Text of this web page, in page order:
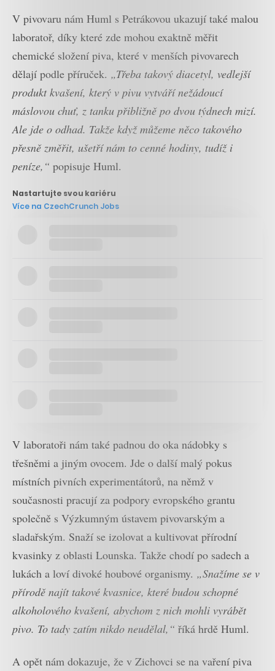
V pivovaru nám Huml s Petrákovou ukazují také malou
laboratoř, díky které zde mohou exaktně měřit
chemické složení piva, které v menších pivovarech
dělají podle příruček. „Třeba takový diacetyl, vedlejší
produkt kvašení, který v pivu vytváří nežádoucí
máslovou chuť, z tanku přibližně po dvou týdnech mizí.
Ale jde o odhad. Takže když můžeme něco takového
přesně změřit, ušetří nám to cenné hodiny, tudíž i
peníze,“ popisuje Huml.
Nastartujte svou kariéru
Více na CzechCrunch Jobs
V laboratoři nám také padnou do oka nádobky s
třešněmi a jiným ovocem. Jde o další malý pokus
místních pivních experimentátorů, na němž v
současnosti pracují za podpory evropského grantu
společně s Výzkumným ústavem pivovarským a
sladařským. Snaží se izolovat a kultivovat přírodní
kvasinky z oblasti Lounska. Takže chodí po sadech a
lukách a loví divoké houbové organismy. „Snažíme se v
přírodě najít takové kvasnice, které budou schopné
alkoholového kvašení, abychom z nich mohli vyrábět
pivo. To tady zatím nikdo neudělal,“ říká hrdě Huml.
A opět nám dokazuje, že v Zichovci se na vaření piva